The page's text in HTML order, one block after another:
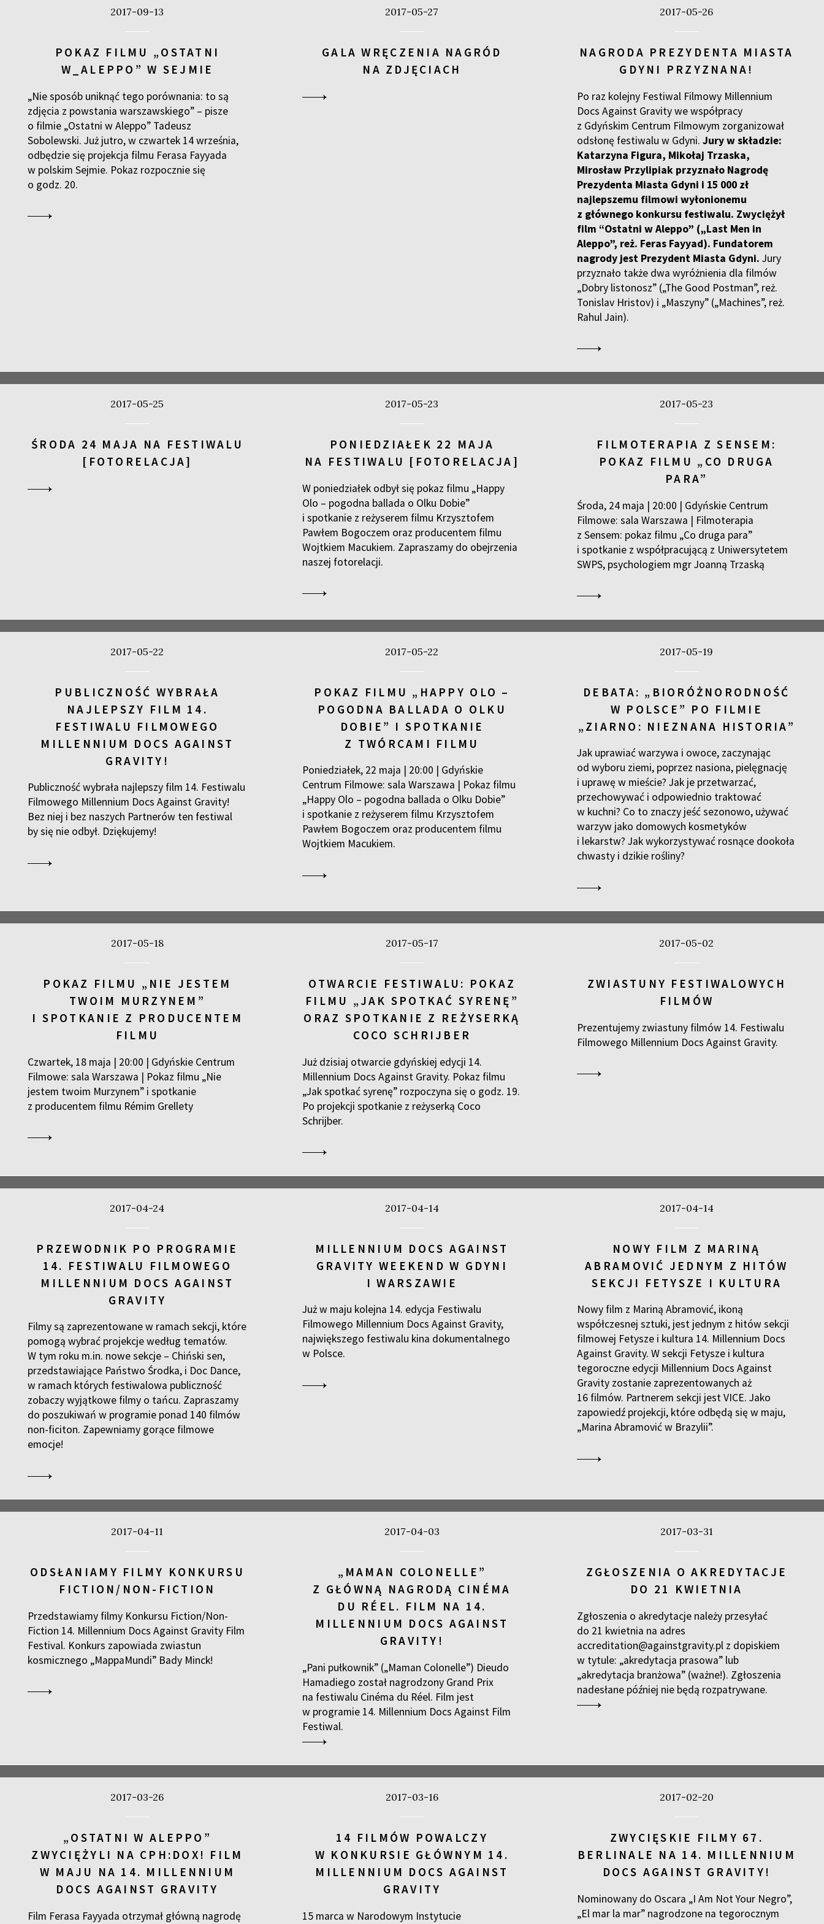
2017-09-13
POKAZ FILMU „OSTATNI
W_ALEPPO” W SEJMIE
„Nie sposób uniknąć tego porównania: to są
zdjęcia z powstania warszawskiego” – pisze
o filmie „Ostatni w Aleppo” Tadeusz
Sobolewski. Już jutro, w czwartek 14 września,
odbędzie się projekcja filmu Ferasa Fayyada
w polskim Sejmie. Pokaz rozpocznie się
o godz. 20.
2017-05-27
GALA WRĘCZENIA NAGRÓD
NA ZDJĘCIACH
2017-05-26
NAGRODA PREZYDENTA MIASTA
GDYNI PRZYZNANA!
Po raz kolejny Festiwal Filmowy Millennium
Docs Against Gravity we współpracy
z Gdyńskim Centrum Filmowym zorganizował
odsłonę festiwalu w Gdyni. Jury w składzie:
Katarzyna Figura, Mikołaj Trzaska,
Mirosław Przylipiak przyznało Nagrodę
Prezydenta Miasta Gdyni i 15 000 zł
najlepszemu filmowi wyłonionemu
z głównego konkursu festiwalu. Zwyciężył
film “Ostatni w Aleppo” („Last Men in
Aleppo”, reż. Feras Fayyad). Fundatorem
nagrody jest Prezydent Miasta Gdyni. Jury
przyznało także dwa wyróżnienia dla filmów
„Dobry listonosz” („The Good Postman”, reż.
Tonislav Hristov) i „Maszyny” („Machines”, reż.
Rahul Jain).
2017-05-25
ŚRODA 24 MAJA NA FESTIWALU
[FOTORELACJA]
2017-05-23
PONIEDZIAŁEK 22 MAJA
NA FESTIWALU [FOTORELACJA]
W poniedziałek odbył się pokaz filmu „Happy
Olo – pogodna ballada o Olku Dobie”
i spotkanie z reżyserem filmu Krzysztofem
Pawłem Bogoczem oraz producentem filmu
Wojtkiem Macukiem. Zapraszamy do obejrzenia
naszej fotorelacji.
2017-05-23
FILMOTERAPIA Z SENSEM:
POKAZ FILMU „CO DRUGA
PARA”
Środa, 24 maja | 20:00 | Gdyńskie Centrum
Filmowe: sala Warszawa | Filmoterapia
z Sensem: pokaz filmu „Co druga para”
i spotkanie z współpracującą z Uniwersytetem
SWPS, psychologiem mgr Joanną Trzaską
2017-05-22
PUBLICZNOŚĆ WYBRAŁA
NAJLEPSZY FILM 14.
FESTIWALU FILMOWEGO
MILLENNIUM DOCS AGAINST
GRAVITY!
Publiczność wybrała najlepszy film 14. Festiwalu
Filmowego Millennium Docs Against Gravity!
Bez niej i bez naszych Partnerów ten festiwal
by się nie odbył. Dziękujemy!
2017-05-22
POKAZ FILMU „HAPPY OLO –
POGODNA BALLADA O OLKU
DOBIE” I SPOTKANIE
Z TWÓRCAMI FILMU
Poniedziałek, 22 maja | 20:00 | Gdyńskie
Centrum Filmowe: sala Warszawa | Pokaz filmu
„Happy Olo – pogodna ballada o Olku Dobie”
i spotkanie z reżyserem filmu Krzysztofem
Pawłem Bogoczem oraz producentem filmu
Wojtkiem Macukiem.
2017-05-19
DEBATA: „BIORÓŻNORODNOŚĆ
W POLSCE” PO FILMIE
„ZIARNO: NIEZNANA HISTORIA”
Jak uprawiać warzywa i owoce, zaczynając
od wyboru ziemi, poprzez nasiona, pielęgnację
i uprawę w mieście? Jak je przetwarzać,
przechowywać i odpowiednio traktować
w kuchni? Co to znaczy jeść sezonowo, używać
warzyw jako domowych kosmetyków
i lekarstw? Jak wykorzystywać rosnące dookoła
chwasty i dzikie rośliny?
2017-05-18
POKAZ FILMU „NIE JESTEM
TWOIM MURZYNEM”
I SPOTKANIE Z PRODUCENTEM
FILMU
Czwartek, 18 maja | 20:00 | Gdyńskie Centrum
Filmowe: sala Warszawa | Pokaz filmu „Nie
jestem twoim Murzynem” i spotkanie
z producentem filmu Rémim Grellety
2017-05-17
OTWARCIE FESTIWALU: POKAZ
FILMU „JAK SPOTKAĆ SYRENĘ”
ORAZ SPOTKANIE Z REŻYSERKĄ
COCO SCHRIJBER
Już dzisiaj otwarcie gdyńskiej edycji 14.
Millennium Docs Against Gravity. Pokaz filmu
„Jak spotkać syrenę” rozpoczyna się o godz. 19.
Po projekcji spotkanie z reżyserką Coco
Schrijber.
2017-05-02
ZWIASTUNY FESTIWALOWYCH
FILMÓW
Prezentujemy zwiastuny filmów 14. Festiwalu
Filmowego Millennium Docs Against Gravity.
2017-04-24
PRZEWODNIK PO PROGRAMIE
14. FESTIWALU FILMOWEGO
MILLENNIUM DOCS AGAINST
GRAVITY
Filmy są zaprezentowane w ramach sekcji, które
pomogą wybrać projekcje według tematów.
W tym roku m.in. nowe sekcje – Chiński sen,
przedstawiające Państwo Środka, i Doc Dance,
w ramach których festiwalowa publiczność
zobaczy wyjątkowe filmy o tańcu. Zapraszamy
do poszukiwań w programie ponad 140 filmów
non-ficiton. Zapewniamy gorące filmowe
emocje!
2017-04-14
MILLENNIUM DOCS AGAINST
GRAVITY WEEKEND W GDYNI
I WARSZAWIE
Już w maju kolejna 14. edycja Festiwalu
Filmowego Millennium Docs Against Gravity,
największego festiwalu kina dokumentalnego
w Polsce.
2017-04-14
NOWY FILM Z MARINĄ
ABRAMOVIĆ JEDNYM Z HITÓW
SEKCJI FETYSZE I KULTURA
Nowy film z Mariną Abramović, ikoną
współczesnej sztuki, jest jednym z hitów sekcji
filmowej Fetysze i kultura 14. Millennium Docs
Against Gravity. W sekcji Fetysze i kultura
tegoroczne edycji Millennium Docs Against
Gravity zostanie zaprezentowanych aż
16 filmów. Partnerem sekcji jest VICE. Jako
zapowiedź projekcji, które odbędą się w maju,
„Marina Abramović w Brazylii”.
2017-04-11
ODSŁANIAMY FILMY KONKURSU
FICTION/NON-FICTION
Przedstawiamy filmy Konkursu Fiction/Non-
Fiction 14. Millennium Docs Against Gravity Film
Festival. Konkurs zapowiada zwiastun
kosmicznego „MappaMundi” Bady Minck!
2017-04-03
„MAMAN COLONELLE”
Z GŁÓWNĄ NAGRODĄ CINÉMA
DU RÉEL. FILM NA 14.
MILLENNIUM DOCS AGAINST
GRAVITY!
„Pani pułkownik” („Maman Colonelle”) Dieudo
Hamadiego został nagrodzony Grand Prix
na festiwalu Cinéma du Réel. Film jest
w programie 14. Millennium Docs Against Film
Festiwal.
2017-03-31
ZGŁOSZENIA O AKREDYTACJE
DO 21 KWIETNIA
Zgłoszenia o akredytacje należy przesyłać
do 21 kwietnia na adres
accreditation@againstgravity.pl z dopiskiem
w tytule: „akredytacja prasowa” lub
„akredytacja branżowa” (ważne!). Zgłoszenia
nadesłane później nie będą rozpatrywane.
2017-03-26
„OSTATNI W ALEPPO”
ZWYCIĘŻYLI NA CPH:DOX! FILM
W MAJU NA 14. MILLENNIUM
DOCS AGAINST GRAVITY
Film Ferasa Fayyada otrzymał główną nagrodę
2017-03-16
14 FILMÓW POWALCZY
W KONKURSIE GŁÓWNYM 14.
MILLENNIUM DOCS AGAINST
GRAVITY
15 marca w Narodowym Instytucie
2017-02-20
ZWYCIĘSKIE FILMY 67.
BERLINALE NA 14. MILLENNIUM
DOCS AGAINST GRAVITY!
Nominowany do Oscara „I Am Not Your Negro”,
„El mar la mar” nagrodzone na tegorocznym